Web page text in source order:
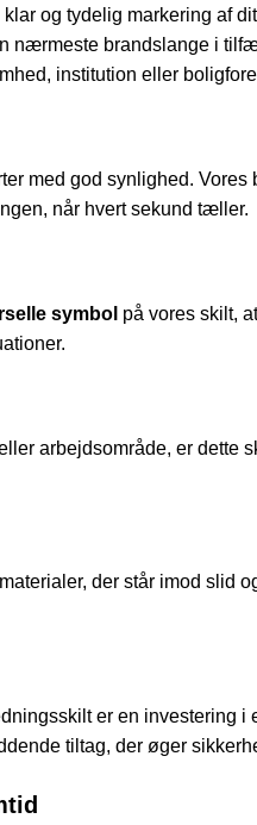
og tydelig markering af
nærmeste brandslange i
institution eller
med god synlighed.
når hvert sekund tæller.
symbol på vores skilt,
arbejdsområde, er dette
der står imod slid
er en investering
tiltag, der øger